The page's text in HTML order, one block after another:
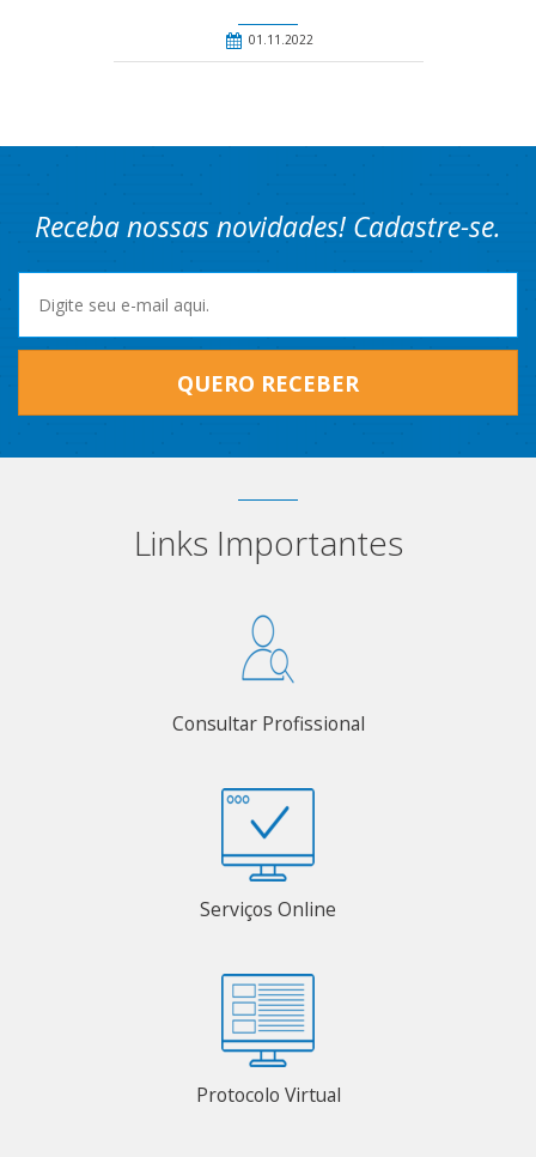
01.11.2022
Receba nossas novidades! Cadastre-se.
QUERO RECEBER
Links Importantes
Consultar Profissional
Serviços Online
Protocolo Virtual